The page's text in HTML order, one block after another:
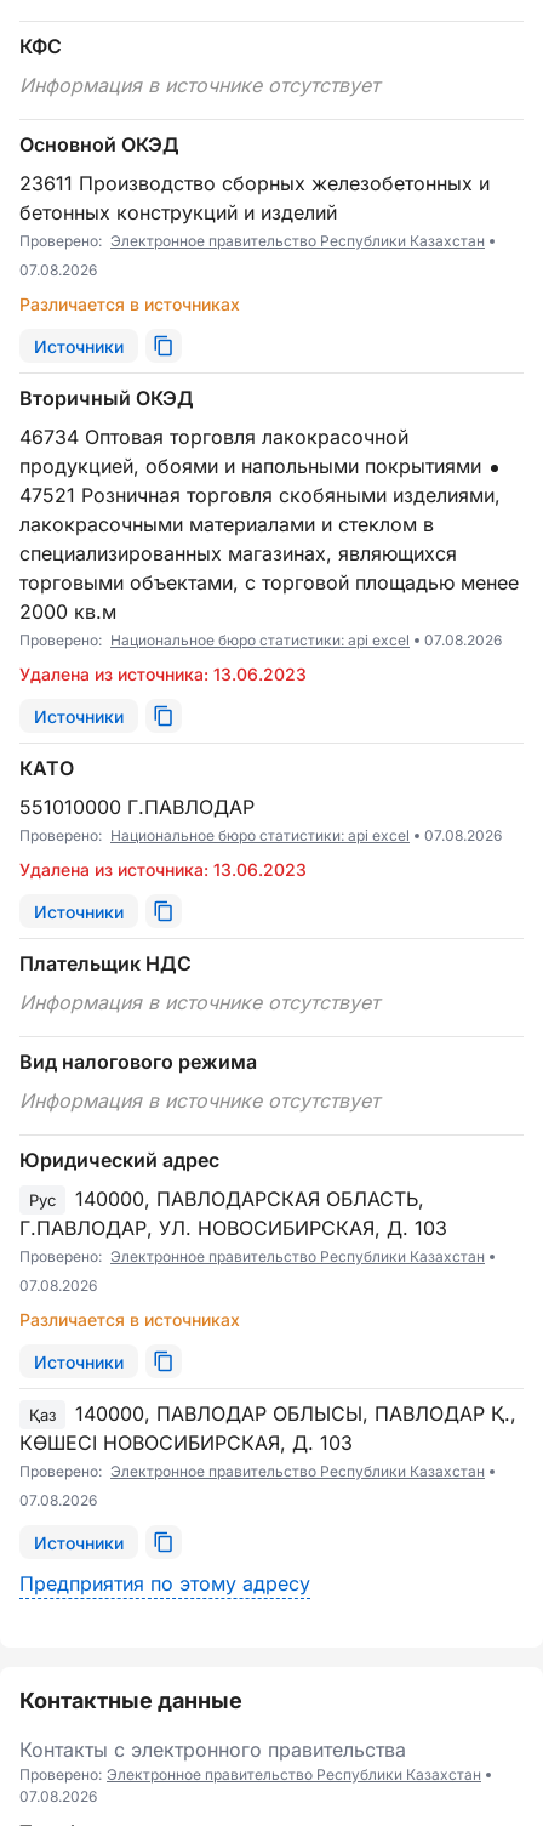
КФС
Информация в источнике отсутствует
Основной ОКЭД
23611 Производство сборных железобетонных и
бетонных конструкций и изделий
Проверено: Электронное правительство Республики Казахстан
07.08.2026
Различается в источниках
Источники
Вторичный ОКЭД
46734 Оптовая торговля лакокрасочной
продукцией, обоями и напольными покрытиями
47521 Розничная торговля скобяными изделиями,
лакокрасочными материалами и стеклом в
специализированных магазинах, являющихся
торговыми объектами, с торговой площадью менее
2000 кв.м
Проверено: Национальное бюро статистики: api excel 07.08.2026
Удалена из источника: 13.06.2023
Источники
КАТО
551010000 Г.ПАВЛОДАР
Проверено: Национальное бюро статистики: api excel 07.08.2026
Удалена из источника: 13.06.2023
Источники
Плательщик НДС
Информация в источнике отсутствует
Вид налогового режима
Информация в источнике отсутствует
Юридический адрес
Рус
140000, ПАВЛОДАРСКАЯ ОБЛАСТЬ,
Г.ПАВЛОДАР, УЛ. НОВОСИБИРСКАЯ, Д. 103
Проверено: Электронное правительство Республики Казахстан
07.08.2026
Различается в источниках
Источники
Қаз
140000, ПАВЛОДАР ОБЛЫСЫ, ПАВЛОДАР Қ.,
КӨШЕСІ НОВОСИБИРСКАЯ, Д. 103
Проверено: Электронное правительство Республики Казахстан
07.08.2026
Источники
Предприятия по этому адресу
Контактные данные
Контакты с электронного правительства
Проверено: Электронное правительство Республики Казахстан
07.08.2026